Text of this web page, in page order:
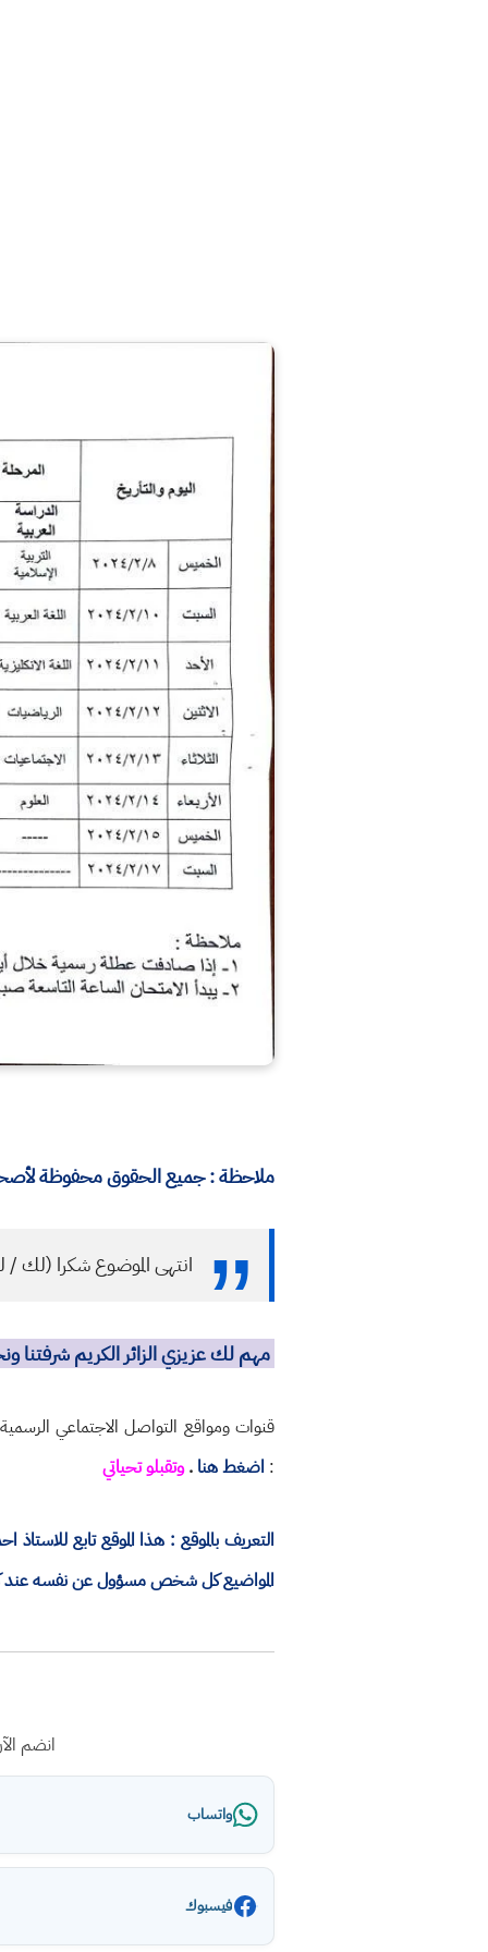
ملاحظة : جميع الحقوق محفوظة
انتهى الموضوع شكرا (لك
مهم لك عزيزي الزائر الكريم شرفتنا
قنوات ومواقع التواصل الاجتماعي
: اضغط هنا .وتقبلو تحياتي
التعريف بالموقع : هذا الموقع تابع
المواضيع كل شخص مسؤول عن نفسه عند
انضم
واتساب
فيسبوك